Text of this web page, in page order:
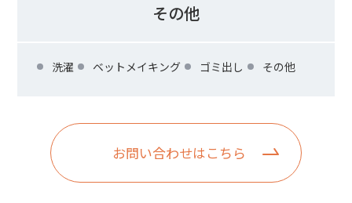
その他
洗濯 ベットメイキング ゴミ出し その他
お問い合わせはこちら